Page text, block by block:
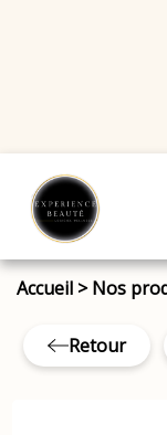
Accueil >Nos
Retour